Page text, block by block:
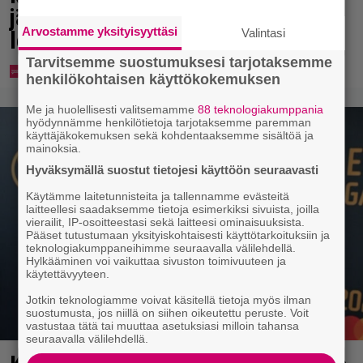
jäähyväiskirjeen ja paljasti
lempikappaleensa
Arvostamme yksityisyyttäsi Valintasi
Tarvitsemme suostumuksesi tarjotaksemme
henkilökohtaisen käyttökokemuksen
Me ja huolellisesti valitsemamme88 teknologiakumppania
hyödynnämme henkilötietoja tarjotaksemme paremman
käyttäjäkokemuksen sekä kohdentaaksemme sisältöä ja
mainoksia.
Hyväksymällä suostut tietojesi käyttöön seuraavasti
Käytämme laitetunnisteita ja tallennamme evästeitä
laitteellesi saadaksemme tietoja esimerkiksi sivuista, joilla
vierailit, IP-osoitteestasi sekä laitteesi ominaisuuksista.
Pääset tutustumaan yksityiskohtaisesti käyttötarkoituksiin ja
teknologiakumppaneihimme seuraavalla välilehdellä.
Hylkääminen voi vaikuttaa sivuston toimivuuteen ja
käytettävyyteen.
Jotkin teknologiamme voivat käsitellä tietoja myös ilman
suostumusta, jos niillä on siihen oikeutettu peruste. Voit
vastustaa tätä tai muuttaa asetuksiasi milloin tahansa
seuraavalla välilehdellä.